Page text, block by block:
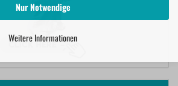
Nur Notwendige
Weitere Informationen